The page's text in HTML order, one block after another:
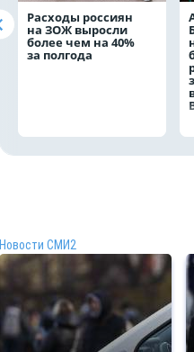
Расходы россиян
на ЗОЖ выросли
более чем на 40%
за полгода
Новости СМИ2